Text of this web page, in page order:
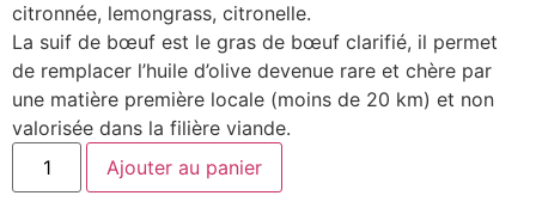
citronnée, lemongrass, citronelle.
La suif de bœuf est le gras de bœuf clarifié, il permet
de remplacer l’huile d’olive devenue rare et chère par
une matière première locale (moins de 20 km) et non
valorisée dans la filière viande.
quantité
Vert
Ajouter au panier